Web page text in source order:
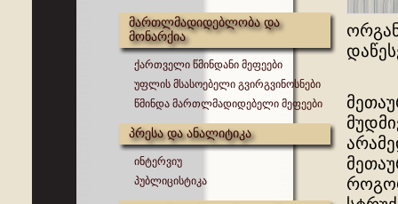
მართლმადიდებლობა და
მონარქია
ქართველი წმინდანი მეფეები
უფლის მსასოებელი გვირგვინოსნები
წმინდა მართლმადიდებელი მეფეები
პრესა და ანალიტიკა
ინტერვიუ
პუბლიცისტიკა